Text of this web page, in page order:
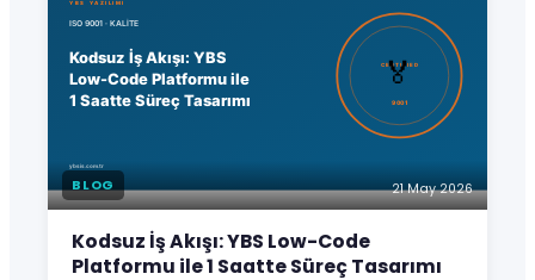
BLOG 21 May 2026
Kodsuz İş Akışı: YBS Low-Code
Platformu ile 1 Saatte Süreç Tasarımı